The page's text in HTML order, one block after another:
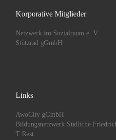
Korporative Mitglieder
Netzwerk im Sozialraum e. V.
Stützrad gGmbH
Links
AwoCity gGmbH
Bildungsnetzwerk Südliche
T Rest